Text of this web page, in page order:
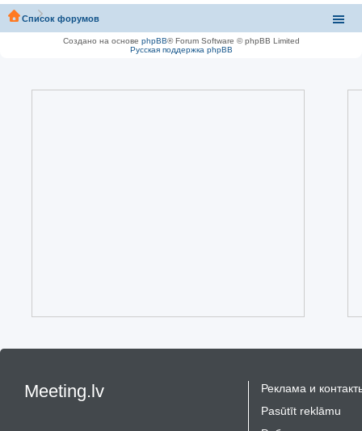
Список форумов
Создано на основе phpBB® Forum Software © phpBB Limited
Русская поддержка phpBB
Meeting.lv
Реклама и
Pasūtīt reklāmu